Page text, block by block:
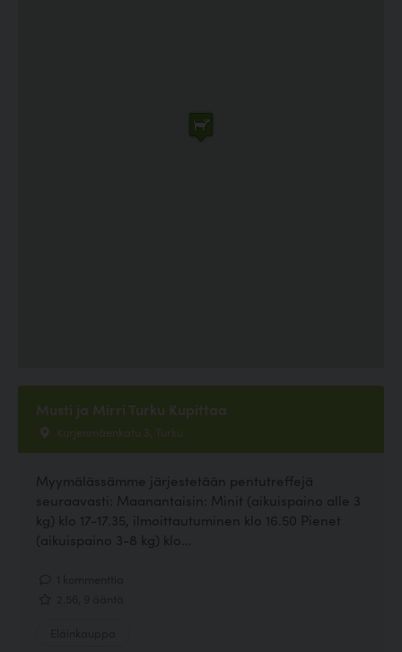
Musti ja Mirri Turku Kupittaa
Kurjenmäenkatu 3, Turku
Myymälässämme järjestetään pentutreffejä
seuraavasti: Maanantaisin: Minit (aikuispaino alle 3
kg) klo 17-17.35, ilmoittautuminen klo 16.50 Pienet
(aikuispaino 3-8 kg) klo...